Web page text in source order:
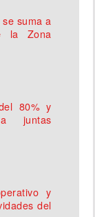
suma a
la Zona
80% y
juntas
y
del